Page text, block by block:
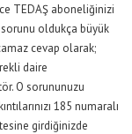
TEDAŞ aboneliğinizi
sorunu oldukça büyük
cevap olarak;
daire
O sorununuzu
185 numaralı
girdiğinizde